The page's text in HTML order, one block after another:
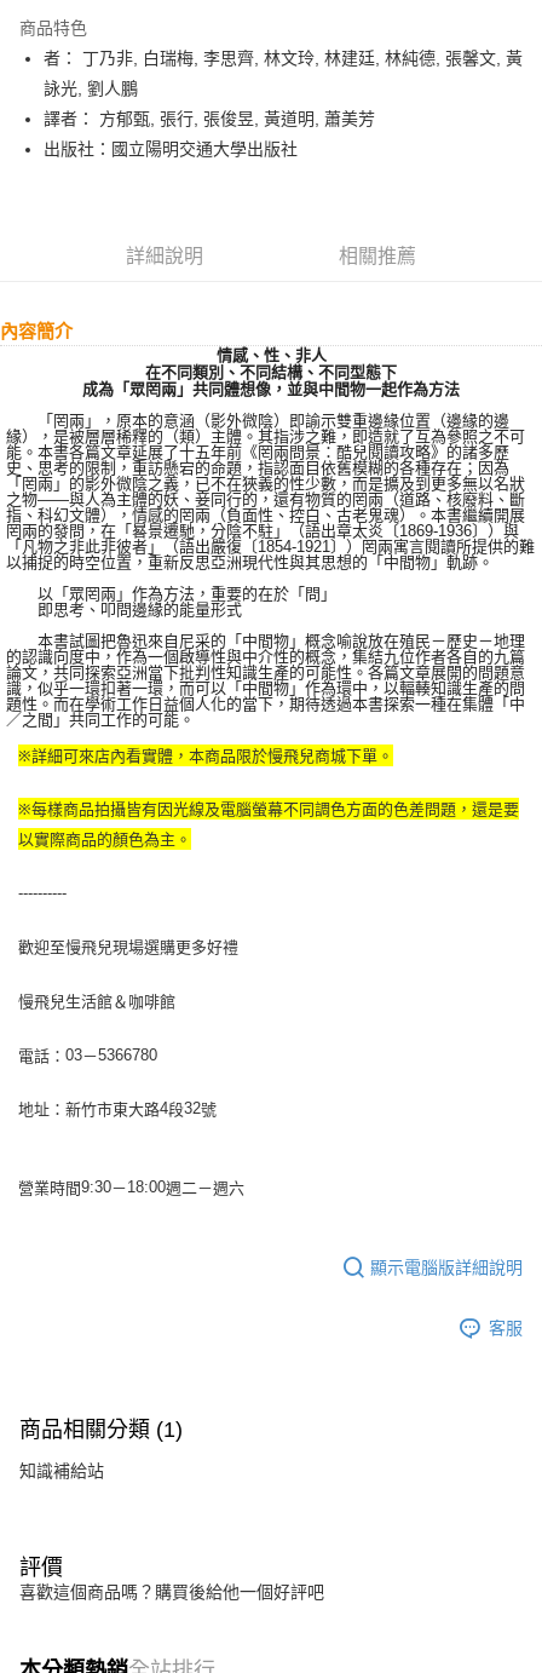
Apple Pay
街口支付
悠遊付
每筆NT$120，滿NT$2,000(含以上)免運費
每筆NT$120，滿NT$2,000(含以上)免運費
宅配
每筆NT$120，滿NT$2,000(含以上)免運費
商品特色
者： 丁乃非, 白瑞梅, 李思齊, 林文玲, 林建廷, 林純德, 張馨文, 黃
詠光, 劉人鵬
譯者： 方郁甄, 張行, 張俊昱, 黃道明, 蕭美芳
出版社：國立陽明交通大學出版社
詳細說明 相關推薦
內容簡介
情感、性、非人
在不同類別、不同結構、不同型態下
成為「眾罔兩」共同體想像，並與中間物一起作為方法
「罔兩」，原本的意涵（影外微陰）即諭示雙重邊緣位置（邊緣的邊
緣），是被層層稀釋的（類）主體。其指涉之難，即造就了互為參照之不可
能。本書各篇文章延展了十五年前《罔兩問景：酷兒閱讀攻略》的諸多歷
史、思考的限制，重訪懸宕的命題，指認面目依舊模糊的各種存在；因為
「罔兩」的影外微陰之義，已不在狹義的性少數，而是擴及到更多無以名狀
之物——與人為主體的妖、妾同行的，還有物質的罔兩（道路、核廢料、斷
指、科幻文體），情感的罔兩（負面性、控白、古老鬼魂）。本書繼續開展
罔兩的發問，在「晷景遷馳，分陰不駐」（語出章太炎〔1869-1936〕）與
「凡物之非此非彼者」（語出嚴復〔1854-1921〕）罔兩寓言閱讀所提供的難
以捕捉的時空位置，重新反思亞洲現代性與其思想的「中間物」軌跡。
以「眾罔兩」作為方法，重要的在於「問」
即思考、叩問邊緣的能量形式
本書試圖把魯迅來自尼采的「中間物」概念喻說放在殖民－歷史－地理
的認識向度中，作為一個啟導性與中介性的概念，集結九位作者各自的九篇
論文，共同探索亞洲當下批判性知識生產的可能性。各篇文章展開的問題意
識，似乎一環扣著一環，而可以「中間物」作為環中，以輻輳知識生產的問
題性。而在學術工作日益個人化的當下，期待透過本書探索一種在集體「中
／之間」共同工作的可能。
※詳細可來店內看實體，本商品限於慢飛兒商城下單。
※每樣商品拍攝皆有因光線及電腦螢幕不同調色方面的色差問題，還是要
以實際商品的顏色為主。
----------
歡迎至慢飛兒現場選購更多好禮
慢飛兒生活館＆咖啡館
電話： 03－5366780
地址：新竹市東大路4段32號
營業時間9:30－18:00週二－週六
顯示電腦版詳細說明
客服
商品相關分類 (1)
知識補給站
評價
喜歡這個商品嗎？購買後給他一個好評吧